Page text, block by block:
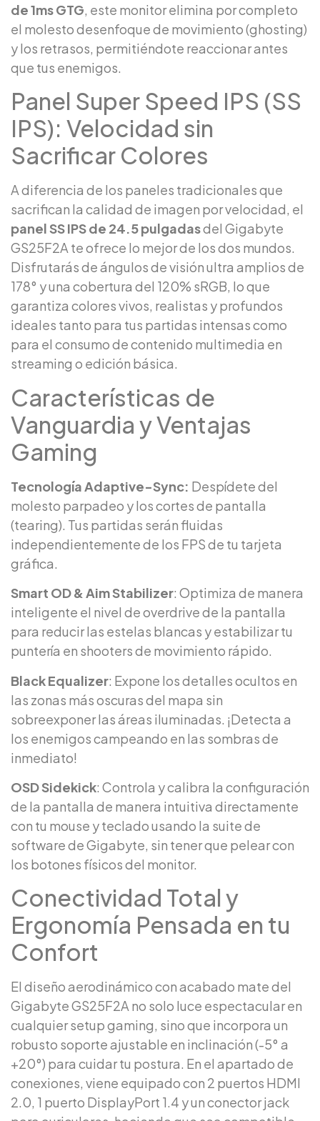
de 1ms GTG, este monitor elimina por completo
el molesto desenfoque de movimiento (ghosting)
y los retrasos, permitiéndote reaccionar antes
que tus enemigos.
Panel Super Speed IPS (SS
IPS): Velocidad sin
Sacrificar Colores
A diferencia de los paneles tradicionales que
sacrifican la calidad de imagen por velocidad, el
panel SS IPS de 24.5 pulgadasdel Gigabyte
GS25F2A te ofrece lo mejor de los dos mundos.
Disfrutarás de ángulos de visión ultra amplios de
178° y una cobertura del 120% sRGB, lo que
garantiza colores vivos, realistas y profundos
ideales tanto para tus partidas intensas como
para el consumo de contenido multimedia en
streaming o edición básica.
Características de
Vanguardia y Ventajas
Gaming
Tecnología Adaptive-Sync: Despídete del
molesto parpadeo y los cortes de pantalla
(tearing). Tus partidas serán fluidas
independientemente de los FPS de tu tarjeta
gráfica.
Smart OD & Aim Stabilizer: Optimiza de manera
inteligente el nivel de overdrive de la pantalla
para reducir las estelas blancas y estabilizar tu
puntería en shooters de movimiento rápido.
Black Equalizer: Expone los detalles ocultos en
las zonas más oscuras del mapa sin
sobreexponer las áreas iluminadas. ¡Detecta a
los enemigos campeando en las sombras de
inmediato!
OSD Sidekick: Controla y calibra la configuración
de la pantalla de manera intuitiva directamente
con tu mouse y teclado usando la suite de
software de Gigabyte, sin tener que pelear con
los botones físicos del monitor.
Conectividad Total y
Ergonomía Pensada en tu
Confort
El diseño aerodinámico con acabado mate del
Gigabyte GS25F2A no solo luce espectacular en
cualquier setup gaming, sino que incorpora un
robusto soporte ajustable en inclinación (-5° a
+20°) para cuidar tu postura. En el apartado de
conexiones, viene equipado con 2 puertos HDMI
2.0, 1 puerto DisplayPort 1.4 y un conector jack